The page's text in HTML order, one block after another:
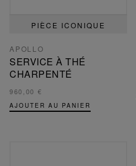
PIÈCE ICONIQUE
APOLLO
SERVICE À THÉ
CHARPENTÉ
960,00 €
AJOUTER AU PANIER